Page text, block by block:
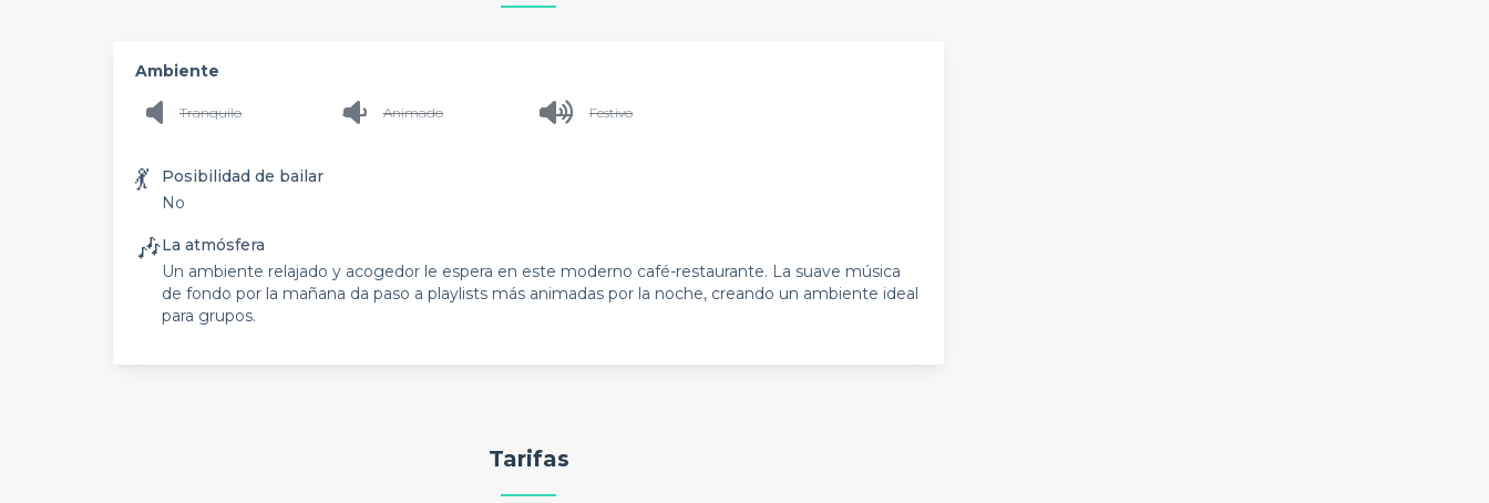
Ambiente
Tranquilo Animado Festivo
💃
Posibilidad de bailar
No
🎶La atmósfera
Un ambiente relajado y acogedor le espera en este moderno café-restaurante. La suave música
de fondo por la mañana da paso a playlists más animadas por la noche, creando un ambiente ideal
para grupos.
Tarifas